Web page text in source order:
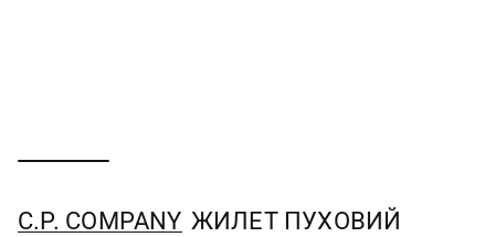
C.P. COMPANY ЖИЛЕТ ПУХОВИЙ